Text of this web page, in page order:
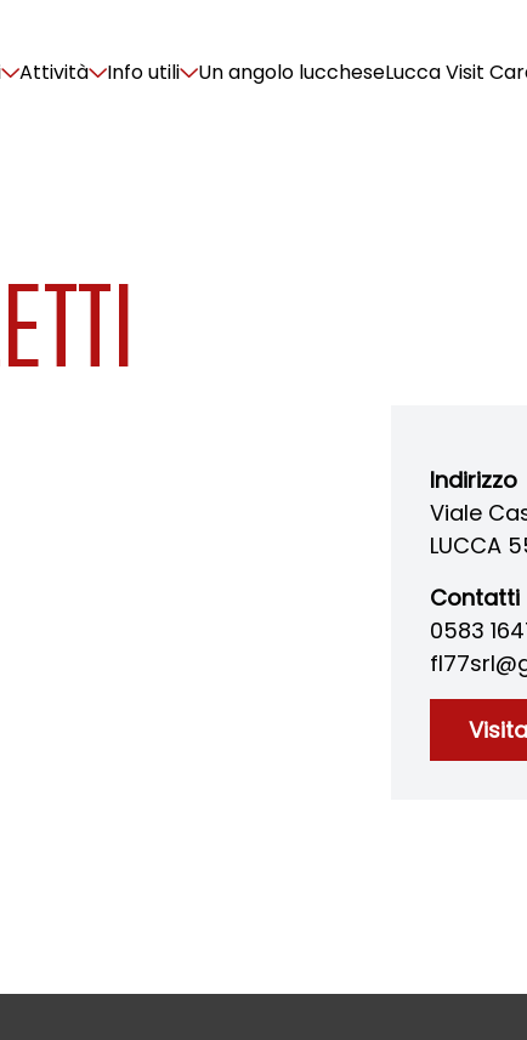
Attività Info utili Un angolo luccheseLucca Visit
Indirizzo
Viale
LUCCA
Contatti
0583